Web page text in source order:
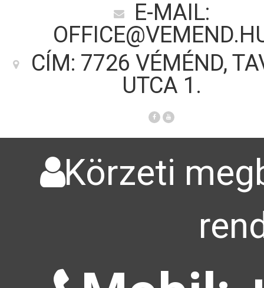
E-MAIL:
CÍM: 7726 VÉMÉND,
UTCA 1.
Körzeti